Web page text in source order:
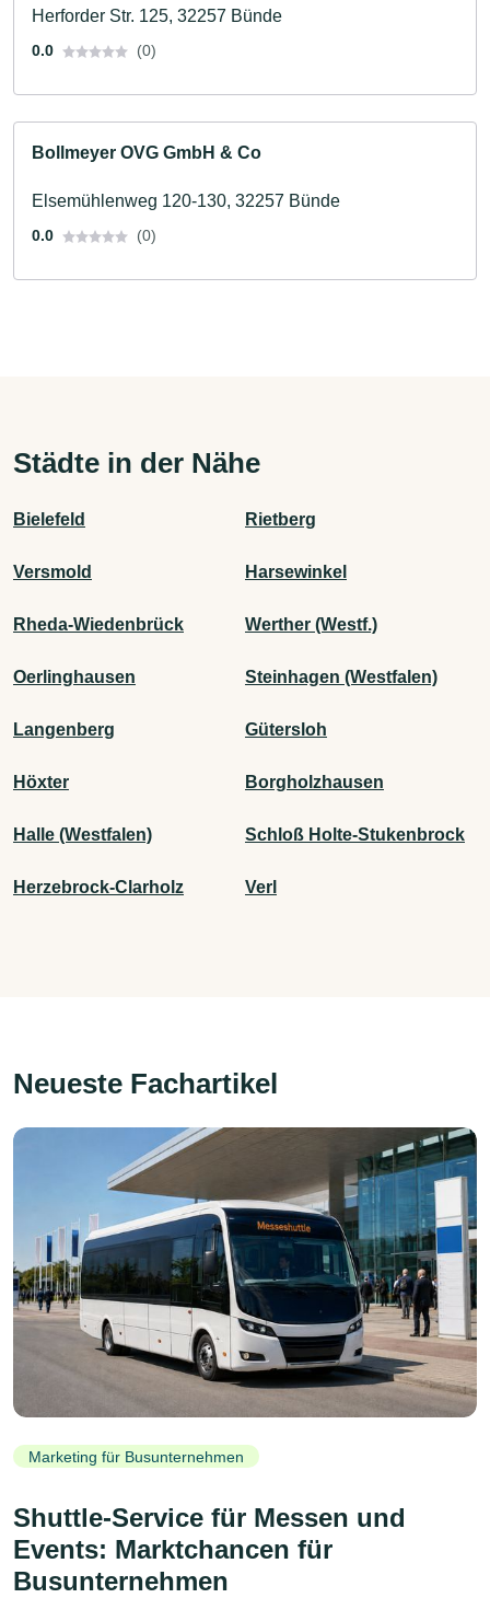
Herforder Str. 125, 32257 Bünde
0.0 (0)
Bollmeyer OVG GmbH & Co
Elsemühlenweg 120-130, 32257 Bünde
0.0 (0)
Städte in der Nähe
Bielefeld Rietberg
Versmold Harsewinkel
Rheda-Wiedenbrück Werther (Westf.)
Oerlinghausen Steinhagen (Westfalen)
Langenberg Gütersloh
Höxter Borgholzhausen
Halle (Westfalen) Schloß Holte-Stukenbrock
Herzebrock-Clarholz Verl
Neueste Fachartikel
Marketing für Busunternehmen
Shuttle-Service für Messen und
Events: Marktchancen für
Busunternehmen